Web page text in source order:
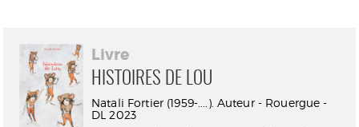
Livre
HISTOIRES DE LOU
Natali Fortier (1959-....). Auteur - Rouergue -
DL 2023